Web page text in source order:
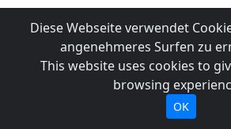
Diese Webseite verwendet
angenehmeres Surfen zu
This website uses cookies to
browsing
OK